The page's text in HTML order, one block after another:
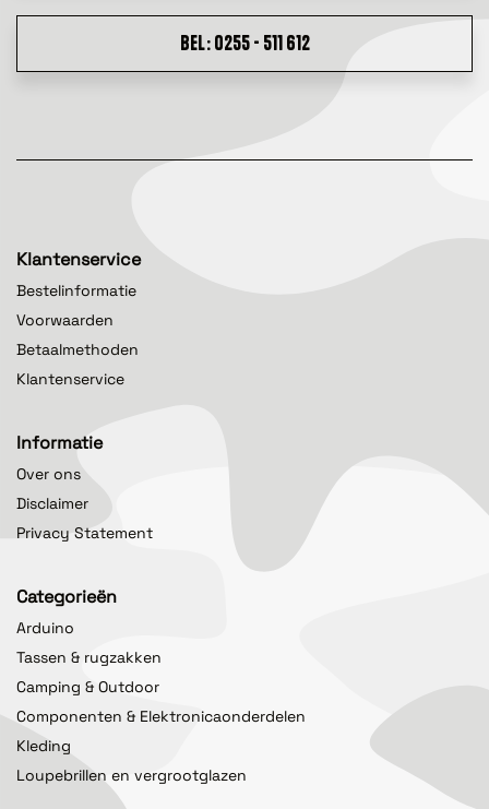
BEL: 0255 - 511 612
Klantenservice
Bestelinformatie
Voorwaarden
Betaalmethoden
Klantenservice
Informatie
Over ons
Disclaimer
Privacy Statement
Categorieën
Arduino
Tassen & rugzakken
Camping & Outdoor
Componenten & Elektronicaonderdelen
Kleding
Loupebrillen en vergrootglazen